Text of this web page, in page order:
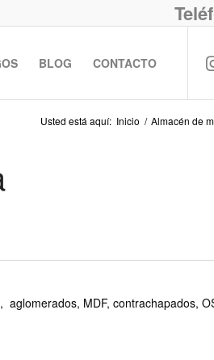
BLOG CONTACTO
Usted está aquí: Inicio / Almacén de
MDF, contrachapados,